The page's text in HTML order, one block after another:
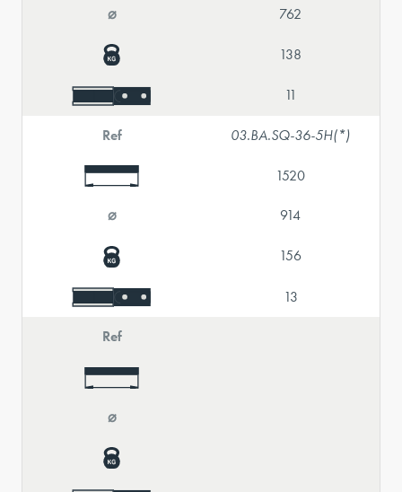
⌀ 762
138
11
Ref 03.BA.SQ-36-5H(*)
1520
⌀ 914
156
13
Ref
⌀